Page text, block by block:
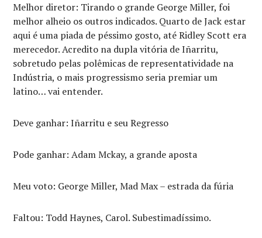
Melhor diretor: Tirando o grande George Miller, foi
melhor alheio os outros indicados. Quarto de Jack estar
aqui é uma piada de péssimo gosto, até Ridley Scott era
merecedor. Acredito na dupla vitória de Iñarritu,
sobretudo pelas polêmicas de representatividade na
Indústria, o mais progressismo seria premiar um
latino… vai entender.
Deve ganhar: Iñarritu e seu Regresso
Pode ganhar: Adam Mckay, a grande aposta
Meu voto: George Miller, Mad Max – estrada da fúria
Faltou: Todd Haynes, Carol. Subestimadíssimo.